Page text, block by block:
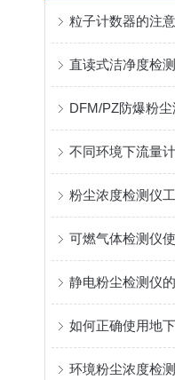
粒子计数器的注
不同环境下流量
粉尘浓度检测仪
如何正确使用地